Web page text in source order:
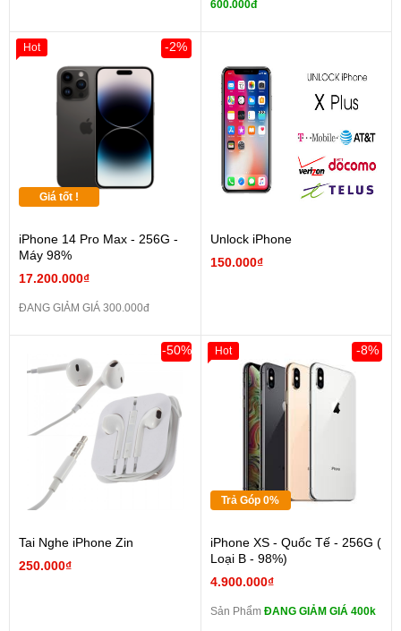
600.000đ
Giá tốt !
iPhone 14 Pro Max - 256G -
Máy 98%
17.200.000₫
-2%
ĐANG GIẢM GIÁ 300.000đ
Hot
Unlock iPhone
150.000₫
Tai Nghe iPhone Zin
250.000₫
-50%
Trả Góp 0%
iPhone XS - Quốc Tế - 256G (
Loại B - 98%)
4.900.000₫
-8%
Sản Phẩm ĐANG GIẢM GIÁ 400k
Hot